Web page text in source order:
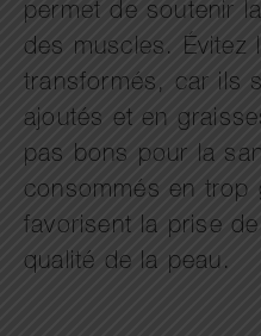
permet de soutenir
des muscles. Évitez
transformés, car ils
ajoutés et en
pas bons pour la
consommés en trop
favorisent la prise
qualité de la peau.